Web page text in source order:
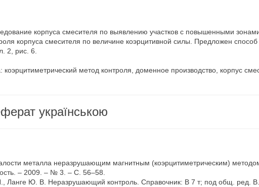
корпуса смесителя по выявлению участков с повышенными
корпуса смесителя по величине коэрцитивной силы. Предложен
2, рис. 6.
коэрцитиметрический метод контроля, доменное производство, корпус
українською
металла неразрушающим магнитным (коэрцитиметрическим)
– 2009. – № 3. – С. 56–58.
Ланге Ю. В. Неразрушающий контроль. Справочник: В 7 т; под общ. ред.